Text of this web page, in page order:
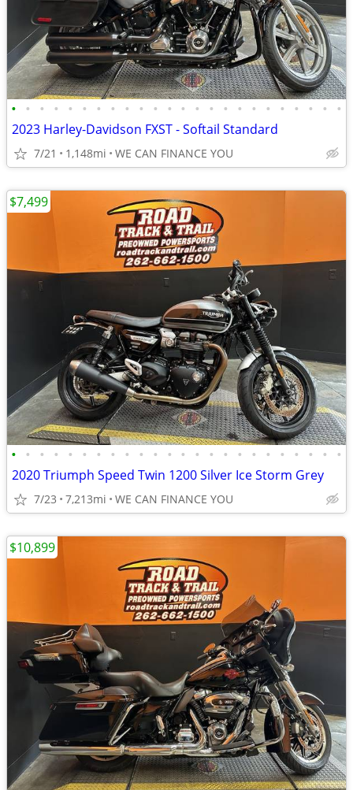
• • • • • • • • • • • • • • • • • • • • • • • •
2023 Harley-Davidson FXST - Softail Standard
7/21 1,148mi WE CAN FINANCE YOU
• • • • • • • • • • • • • • • • • • • • • • • •
2020 Triumph Speed Twin 1200 Silver Ice Storm Grey
7/23 7,213mi WE CAN FINANCE YOU
$7,499
$10,899